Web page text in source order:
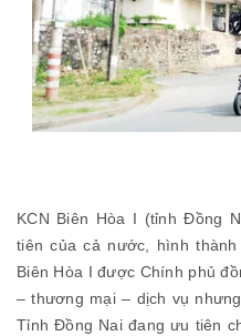
KCN Biên Hòa I (tỉnh Đồng
tiên của cả nước, hình
Biên Hòa I được Chính phủ
– thương mại – dịch vụ
Tỉnh Đồng Nai đang ưu tiên